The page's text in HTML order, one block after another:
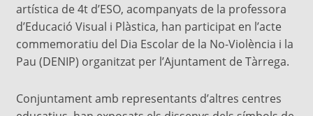
artística de 4t d’ESO, acompanyats de la professora
d’Educació Visual i Plàstica, han participat en l’acte
commemoratiu del Dia Escolar de la No-Violència i la
Pau (DENIP) organitzat per l’Ajuntament de Tàrrega.
Conjuntament amb representants d’altres centres